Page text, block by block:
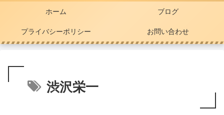
ホーム ブログ
プライバシーポリシー お問い合わせ
渋沢栄一